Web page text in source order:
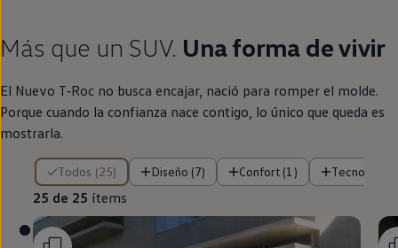
Más que un SUV. Una forma de vivir
El Nuevo T‑Roc no busca encajar, nació para romper el molde.
Porque cuando la confianza nace contigo, lo único que queda es
mostrarla.
Todos (25) Diseño (7) Confort (1) Tecnología
25 de 25 ítems
25 de 25 ítems